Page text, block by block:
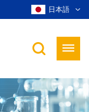
日本語